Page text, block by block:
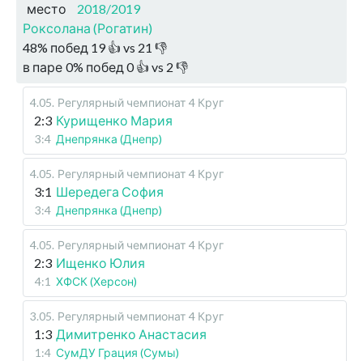
место
2018/2019
Роксолана (Рогатин)
48% побед 19👍 vs 21 👎
в паре 0% побед 0👍 vs 2 👎
4.05. Регулярный чемпионат 4 Круг
2:3 Курищенко Мария
3:4 Днепрянка (Днепр)
4.05. Регулярный чемпионат 4 Круг
3:1 Шередега София
3:4 Днепрянка (Днепр)
4.05. Регулярный чемпионат 4 Круг
2:3 Ищенко Юлия
4:1 ХФСК (Херсон)
3.05. Регулярный чемпионат 4 Круг
1:3 Димитренко Анастасия
1:4 СумДУ Грация (Сумы)